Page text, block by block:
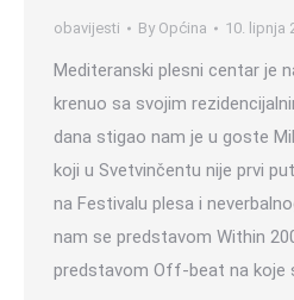
obavijesti By Općina 10. lipnja
Mediteranski plesni centar je
krenuo sa svojim
dana stigao nam je u goste
koji u Svetvinčentu nije prvi
na Festivalu plesa i
nam se predstavom Within
predstavom Off-beat na koje